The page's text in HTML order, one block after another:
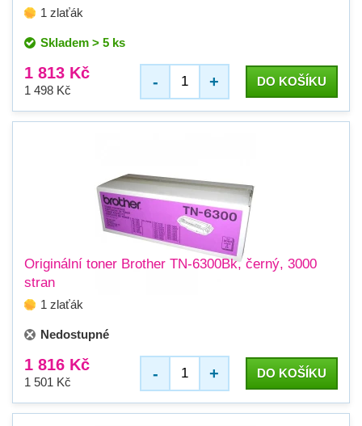
1 zlaťák
Skladem > 5 ks
1 813 Kč
1 498 Kč - + DO KOŠÍKU
Originální toner Brother TN-6300Bk, černý, 3000
stran
1 zlaťák
Nedostupné
1 816 Kč
1 501 Kč - + DO KOŠÍKU